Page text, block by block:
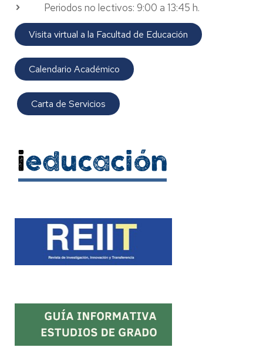
Periodos no lectivos: 9:00 a 13:45 h.
Visita virtual a la Facultad de Educación
Calendario Académico
Carta de Servicios